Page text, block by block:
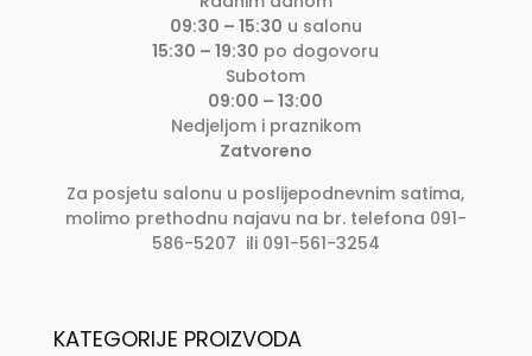
09:30 – 15:30 u salonu
15:30 – 19:30 po dogovoru
Subotom
09:00 – 13:00
Nedjeljom i praznikom
Zatvoreno
Za posjetu salonu u poslijepodnevnim satima,
molimo prethodnu najavu na br. telefona 091-
586-5207 ili 091-561-3254
KATEGORIJE PROIZVODA